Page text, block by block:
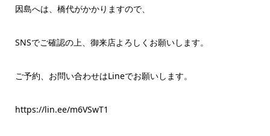
因島へは、橋代がかかりますので、
SNSでご確認の上、御来店よろしくお願いします。
ご予約、お問い合わせはLineでお願いします。
https://lin.ee/m6VSwT1